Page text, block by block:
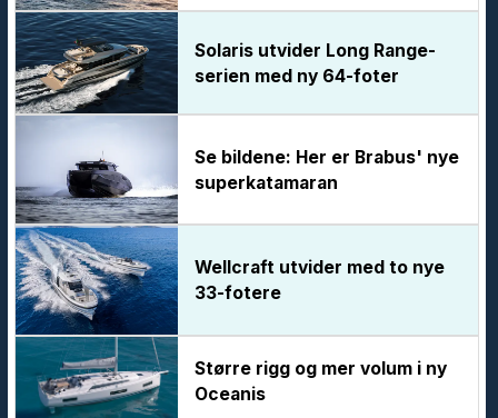
Solaris utvider Long Range-
serien med ny 64-foter
Se bildene: Her er Brabus' nye
superkatamaran
Wellcraft utvider med to nye
33-fotere
Større rigg og mer volum i ny
Oceanis